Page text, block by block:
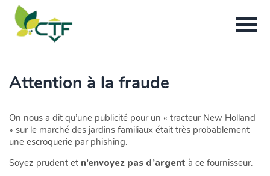
Attention à la fraude
On nous a dit qu’une publicité pour un « tracteur New Holland
» sur le marché des jardins familiaux était très probablement
une escroquerie par phishing.
Soyez prudent et n’envoyez pas d’argent à ce fournisseur.